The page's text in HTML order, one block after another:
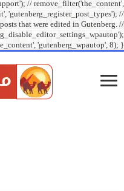
'do_blocks', 9); //
Continue to
//